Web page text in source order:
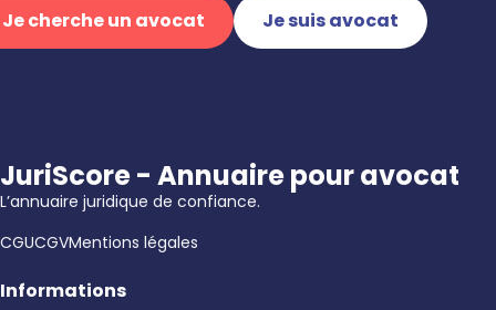
Je cherche un avocat
Je suis avocat
JuriScore - Annuaire pour avocat
L’annuaire juridique de confiance.
CGUCGVMentions légales
Informations